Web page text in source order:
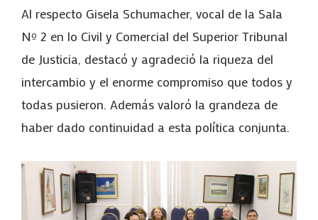
Al respecto Gisela Schumacher, vocal de la Sala
Nº 2 en lo Civil y Comercial del Superior Tribunal
de Justicia, destacó y agradeció la riqueza del
intercambio y el enorme compromiso que todos y
todas pusieron. Además valoró la grandeza de
haber dado continuidad a esta política conjunta.